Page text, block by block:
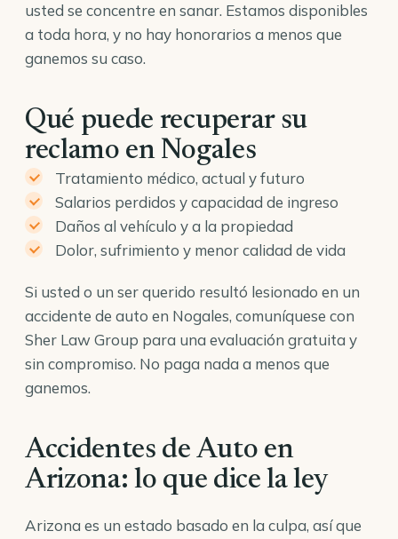
usted se concentre en sanar. Estamos disponibles
a toda hora, y no hay honorarios a menos que
ganemos su caso.
Qué puede recuperar su
reclamo en Nogales
Tratamiento médico, actual y futuro
Salarios perdidos y capacidad de ingreso
Daños al vehículo y a la propiedad
Dolor, sufrimiento y menor calidad de vida
Si usted o un ser querido resultó lesionado en un
accidente de auto en Nogales, comuníquese con
Sher Law Group para una evaluación gratuita y
sin compromiso. No paga nada a menos que
ganemos.
Accidentes de Auto en
Arizona: lo que dice la ley
Arizona es un estado basado en la culpa, así que